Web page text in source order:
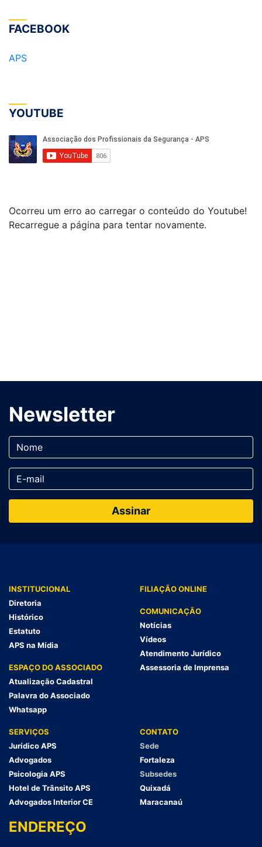
FACEBOOK
APS
YOUTUBE
Ocorreu um erro ao carregar o conteúdo do Youtube!
Recarregue a página para tentar novamente.
Newsletter
INSTITUCIONAL
Diretoria
Histórico
Estatuto
APS na Mídia
ESPAÇO DO ASSOCIADO
Atualização Cadastral
Palavra do Associado
Whatsapp
FILIAÇÃO ONLINE
COMUNICAÇÃO
Notícias
Vídeos
Atendimento Jurídico
Assessoria de Imprensa
SERVIÇOS
Jurídico APS
Advogados
Psicologia APS
Hotel de Trânsito APS
Advogados Interior CE
CONTATO
Sede
Fortaleza
Subsedes
Quixadá
Maracanaú
ENDEREÇO